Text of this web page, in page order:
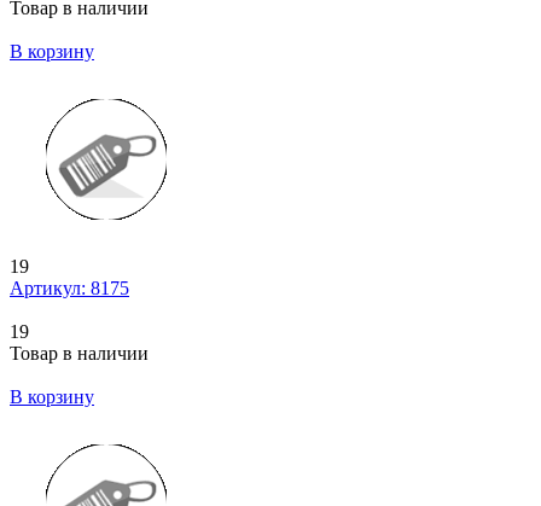
Товар в наличии
В корзину
19
Артикул: 8175
19
Товар в наличии
В корзину